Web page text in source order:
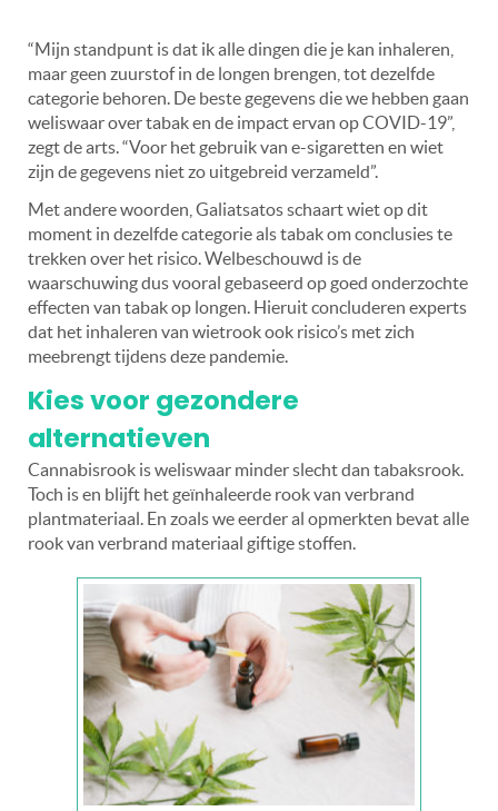
“Mijn standpunt is dat ik alle dingen die je kan inhaleren,
maar geen zuurstof in de longen brengen, tot dezelfde
categorie behoren. De beste gegevens die we hebben gaan
weliswaar over tabak en de impact ervan op COVID-19”,
zegt de arts. “Voor het gebruik van e-sigaretten en wiet
zijn de gegevens niet zo uitgebreid verzameld”.
Met andere woorden, Galiatsatos schaart wiet op dit
moment in dezelfde categorie als tabak om conclusies te
trekken over het risico.Welbeschouwd is de
waarschuwing dus vooral gebaseerd op goed onderzochte
effecten van tabak op longen. Hieruit concluderen experts
dat het inhaleren van wietrook ook risico’s met zich
meebrengt tijdens deze pandemie.
Kies voor gezondere
alternatieven
Cannabisrook is weliswaar minder slecht dan tabaksrook.
Toch is en blijft het geïnhaleerde rook van verbrand
plantmateriaal. En zoals we eerder al opmerkten bevat alle
rook van verbrand materiaal giftige stoffen.